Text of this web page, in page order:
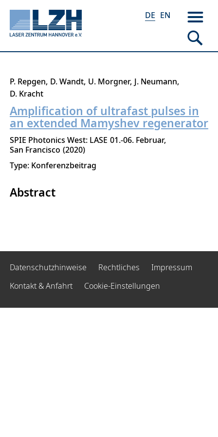
Direkt
zum
Inhalt
DE EN
P. Repgen D. Wandt U. Morgner J. Neumann
D. Kracht
Amplification of ultrafast pulses in
an extended Mamyshev regenerator
SPIE Photonics West: LASE 01.-06. Februar
San Francisco 2020
Type: Konferenzbeitrag
Abstract
Datenschutzhinweise Rechtliches
Impressum
Kontakt & Anfahrt
Cookie-Einstellungen